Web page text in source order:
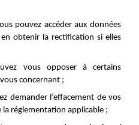
pouvez accéder aux données
obtenir la rectification si elles
vous opposer à certains
concernant ;
demander l’effacement de vos
la réglementation applicable ;